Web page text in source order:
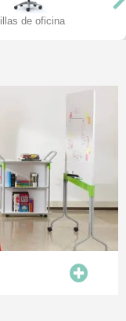
de oficina
que acompañan